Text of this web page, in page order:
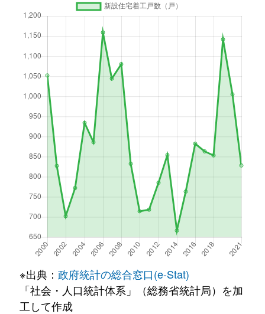
※出典： 政府統計の総合窓口(e-Stat)
「社会・人口統計体系」（総務省統計局）を加
工して作成